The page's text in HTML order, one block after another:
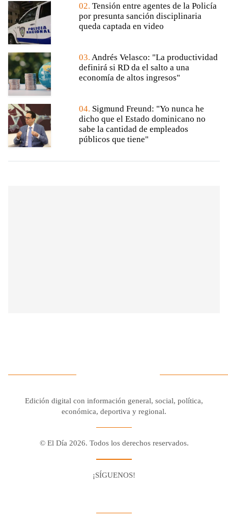
02. Tensión entre agentes de la Policía
por presunta sanción disciplinaria
queda captada en video
03. Andrés Velasco: "La productividad
definirá si RD da el salto a una
economía de altos ingresos"
04. Sigmund Freund: "Yo nunca he
dicho que el Estado dominicano no
sabe la cantidad de empleados
públicos que tiene"
Edición digital con información general, social, política,
económica, deportiva y regional.
© El Día 2026. Todos los derechos reservados.
¡SÍGUENOS!